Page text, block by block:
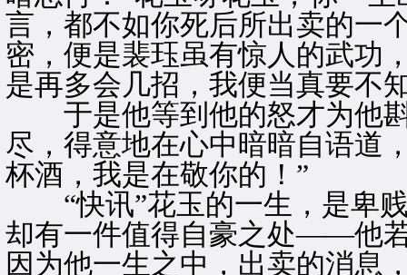
言，都不如你死后所出卖的一
密，便是裴珏虽有惊人的武
是再多会几招，我便当真要不
于是他等到他的怒才为他斟
尽，得意地在心中暗暗自语道
杯酒，我是在敬你的！”
“快讯”花玉的一生，是卑贱
却有一件值得自豪之处——他
因为他一生之中，出卖的消息